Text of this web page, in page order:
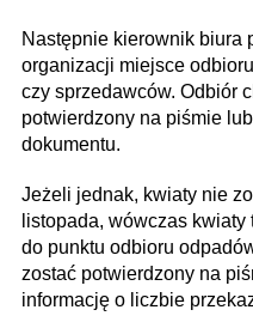
Następnie kierownik biura
organizacji miejsce
czy sprzedawców. Odbiór
potwierdzony na piśmie
dokumentu.
Jeżeli jednak, kwiaty nie
listopada, wówczas
do punktu odbioru
zostać potwierdzony na
informację o liczbie